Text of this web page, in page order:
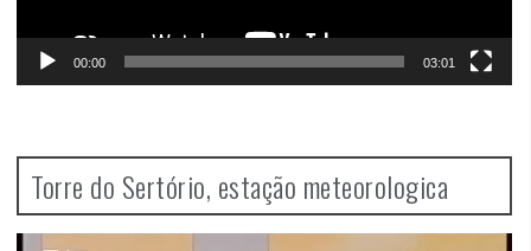
00:00 03:01
Torre do Sertório, estação meteorologica